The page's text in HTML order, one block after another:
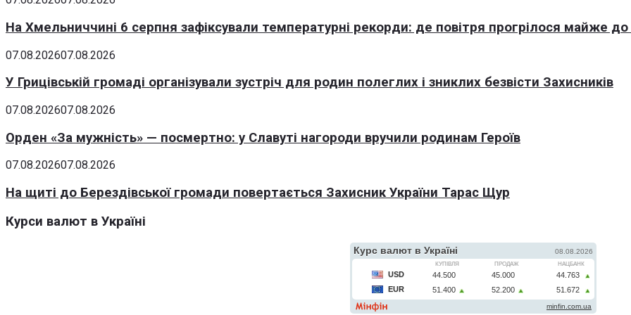
На Хмельниччині 6 серпня зафіксували температурні рекорди: де повітря прогрілося майже до
07.08.202607.08.2026
У Грицівській громаді організували зустріч для родин полеглих і зниклих безвісти Захисників
07.08.202607.08.2026
Орден «За мужність» — посмертно: у Славуті нагороди вручили родинам Героїв
07.08.202607.08.2026
На щиті до Берездівської громади повертається Захисник України Тарас Щур
Курси валют в Україні